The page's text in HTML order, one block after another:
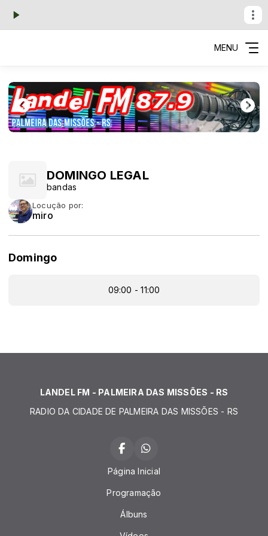
MENU
DOMINGO LEGAL
bandas
Locução por:
miro
Domingo
09:00 - 11:00
LANDEL FM - PALMEIRA DAS MISSÕES - RS
RADIO DA CIDADE DE PALMEIRA DAS MISSÕES - RS
Página Inicial
Programação
Álbuns